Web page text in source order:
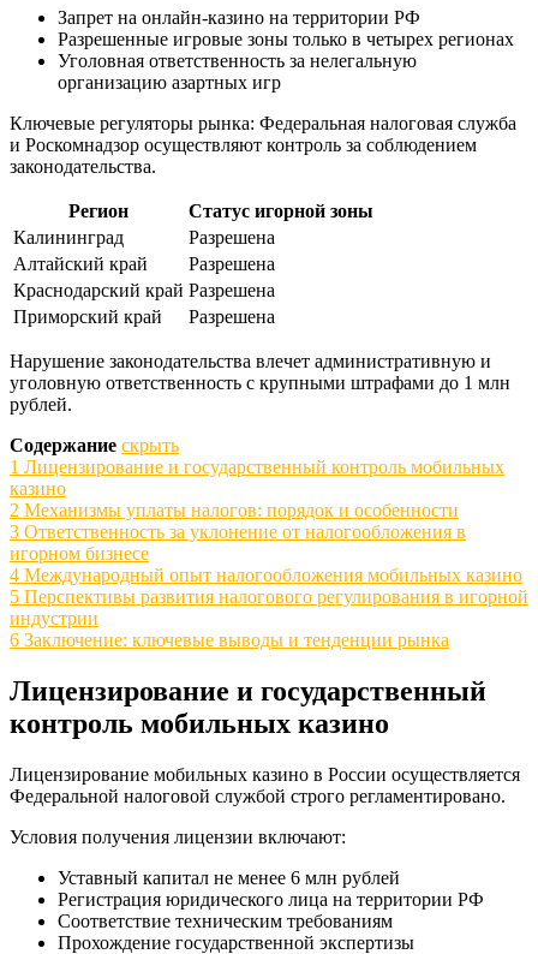
Запрет на онлайн-казино на территории РФ
Разрешенные игровые зоны только в четырех регионах
Уголовная ответственность за нелегальную
организацию азартных игр
Ключевые регуляторы рынка: Федеральная налоговая служба
и Роскомнадзор осуществляют контроль за соблюдением
законодательства.
Регион
Статус игорной зоны
Калининград
Разрешена
Алтайский край
Разрешена
Краснодарский край Разрешена
Приморский край
Разрешена
Нарушение законодательства влечет административную и
уголовную ответственность с крупными штрафами до 1 млн
рублей.
Содержание скрыть
1 Лицензирование и государственный контроль мобильных
казино
2 Механизмы уплаты налогов: порядок и особенности
3 Ответственность за уклонение от налогообложения в
игорном бизнесе
4 Международный опыт налогообложения мобильных казино
5 Перспективы развития налогового регулирования в игорной
индустрии
6 Заключение: ключевые выводы и тенденции рынка
Лицензирование и государственный
контроль мобильных казино
Лицензирование мобильных казино в России осуществляется
Федеральной налоговой службой строго регламентировано.
Условия получения лицензии включают:
Уставный капитал не менее 6 млн рублей
Регистрация юридического лица на территории РФ
Соответствие техническим требованиям
Прохождение государственной экспертизы